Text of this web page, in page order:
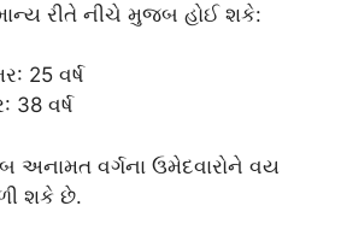
રીતે નીચે મુજબ હોઈ શકે:
25 વર્ષ
38 વર્ષ
અનામત વર્ગના ઉમેદવારોને વય
શકે છે.